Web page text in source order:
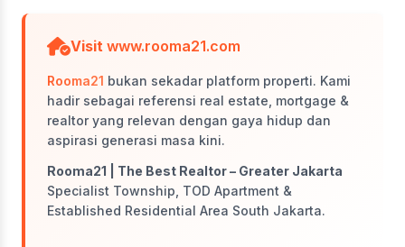
Visit www.rooma21.com
Rooma21 bukan sekadar platform properti. Kami
hadir sebagai referensi real estate, mortgage &
realtor yang relevan dengan gaya hidup dan
aspirasi generasi masa kini.
Rooma21 | The Best Realtor – Greater Jakarta
Specialist Township, TOD Apartment &
Established Residential Area South Jakarta.